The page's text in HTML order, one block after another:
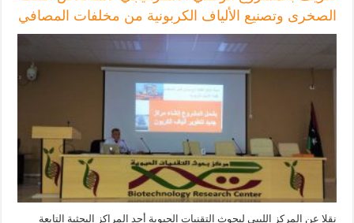
الصخرى وتصنيع الألياف الكربونية من مخلفات المصافي
نقلا عن المركز الليبي لبحوث التقنيات الحيوية أحد المراكز البحثية التابعة